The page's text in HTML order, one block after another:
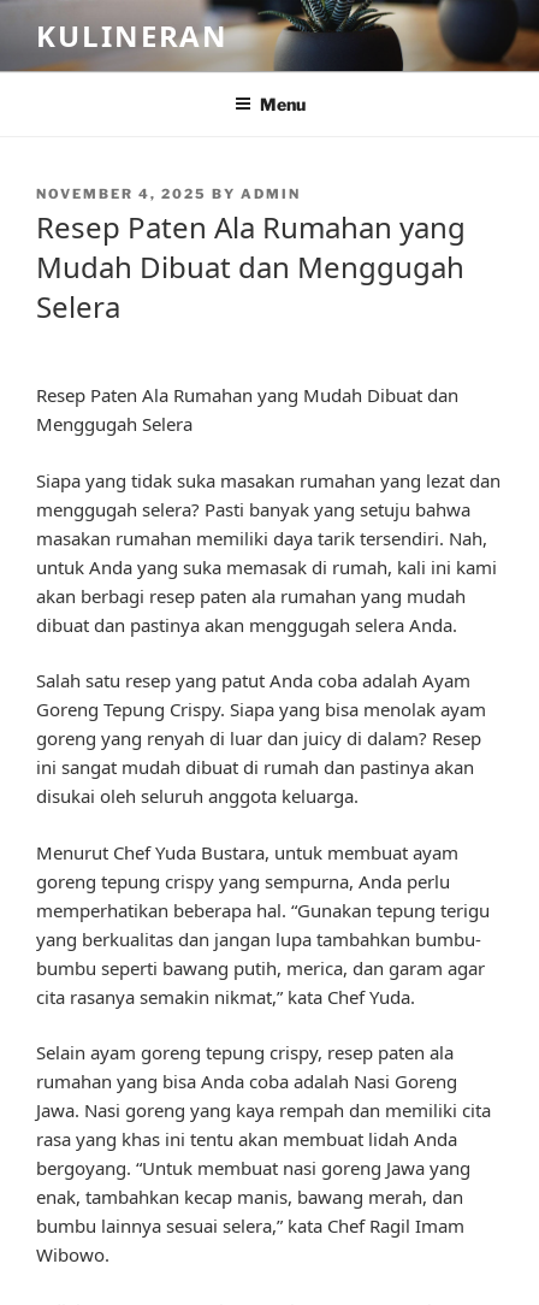
content
KULINERAN
Menu
POSTED
NOVEMBER 4, 2025 BY ADMIN
Resep Paten Ala Rumahan yang
Mudah Dibuat dan Menggugah
Selera
Resep Paten Ala Rumahan yang Mudah Dibuat dan
Menggugah Selera
Siapa yang tidak suka masakan rumahan yang lezat dan
menggugah selera? Pasti banyak yang setuju bahwa
masakan rumahan memiliki daya tarik tersendiri. Nah,
untuk Anda yang suka memasak di rumah, kali ini kami
akan berbagi resep paten ala rumahan yang mudah
dibuat dan pastinya akan menggugah selera Anda.
Salah satu resep yang patut Anda coba adalah Ayam
Goreng Tepung Crispy. Siapa yang bisa menolak ayam
goreng yang renyah di luar dan juicy di dalam? Resep
ini sangat mudah dibuat di rumah dan pastinya akan
disukai oleh seluruh anggota keluarga.
Menurut Chef Yuda Bustara, untuk membuat ayam
goreng tepung crispy yang sempurna, Anda perlu
memperhatikan beberapa hal. “Gunakan tepung terigu
yang berkualitas dan jangan lupa tambahkan bumbu-
bumbu seperti bawang putih, merica, dan garam agar
cita rasanya semakin nikmat,” kata Chef Yuda.
Selain ayam goreng tepung crispy, resep paten ala
rumahan yang bisa Anda coba adalah Nasi Goreng
Jawa. Nasi goreng yang kaya rempah dan memiliki cita
rasa yang khas ini tentu akan membuat lidah Anda
bergoyang. “Untuk membuat nasi goreng Jawa yang
enak, tambahkan kecap manis, bawang merah, dan
bumbu lainnya sesuai selera,” kata Chef Ragil Imam
Wibowo.